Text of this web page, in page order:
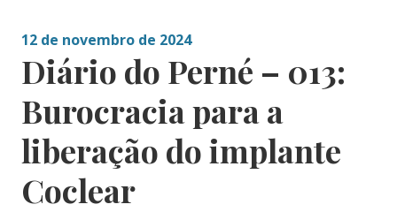
12 de novembro de 2024
Diário do Perné – 013:
Burocracia para a
liberação do implante
Coclear